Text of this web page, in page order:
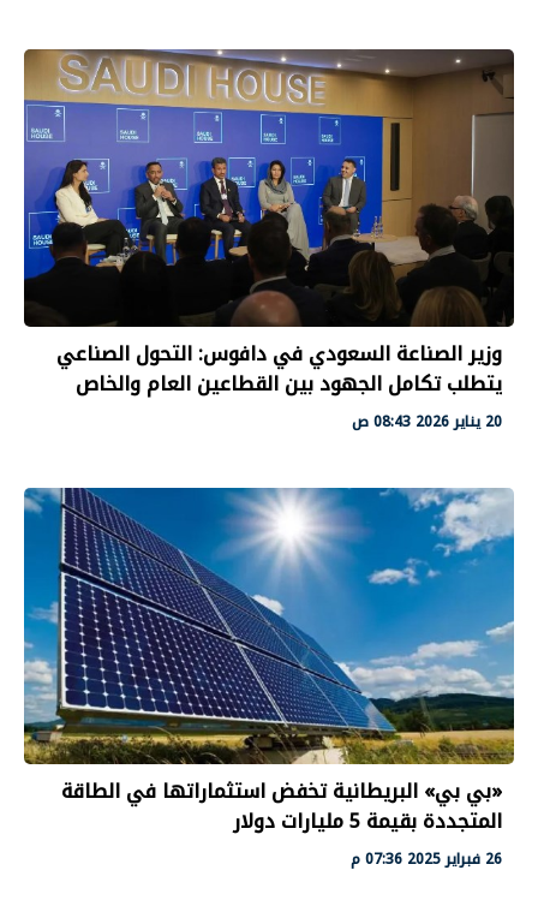
وزير الصناعة السعودي في دافوس: التحول الصناعي
يتطلب تكامل الجهود بين القطاعين العام والخاص
20 يناير 2026 08:43 ص
«بي بي» البريطانية تخفض استثماراتها في الطاقة
المتجددة بقيمة 5 مليارات دولار
26 فبراير 2025 07:36 م